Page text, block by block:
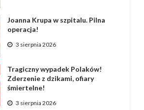
Joanna Krupa w szpitalu. Pilna
operacja!
3 sierpnia 2026
Tragiczny wypadek Polaków!
Zderzenie z dzikami, ofiary
śmiertelne!
3 sierpnia 2026